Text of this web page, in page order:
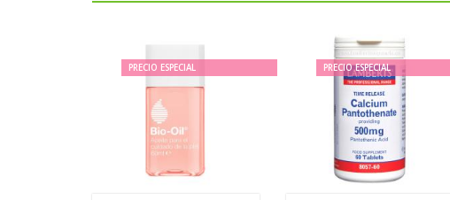
PRECIO ESPECIAL PRECIO ESPECIAL